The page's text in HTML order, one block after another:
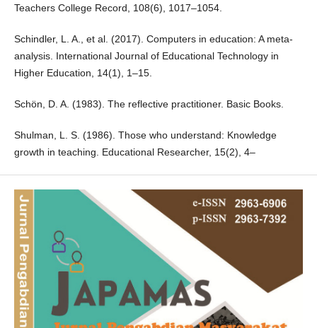
Teachers College Record, 108(6), 1017–1054.
Schindler, L. A., et al. (2017). Computers in education: A meta-
analysis. International Journal of Educational Technology in
Higher Education, 14(1), 1–15.
Schön, D. A. (1983). The reflective practitioner. Basic Books.
Shulman, L. S. (1986). Those who understand: Knowledge
growth in teaching. Educational Researcher, 15(2), 4–